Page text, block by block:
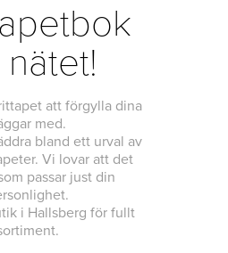
att förgylla dina
med.
bland ett urval av
Vi lovar att det
passar just din
i Hallsberg för fullt